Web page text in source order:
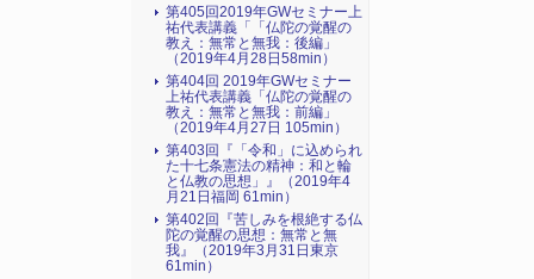
第405回2019年GWセミナー上
祐代表講義「「仏陀の覚醒の
教え：無常と無我：後編」
（2019年4月28日58min）
第404回 2019年GWセミナー
上祐代表講義「仏陀の覚醒の
教え：無常と無我：前編」
（2019年4月27日 105min）
第403回『「令和」に込められ
た十七条憲法の精神：和と輪
と仏教の思想」』（2019年4
月21日福岡 61min）
第402回『苦しみを根絶する仏
陀の覚醒の思想：無常と無
我』（2019年3月31日東京
61min）